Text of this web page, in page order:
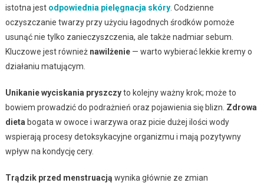
istotna jest odpowiednia pielęgnacja skóry. Codzienne
oczyszczanie twarzy przy użyciu łagodnych środków pomoże
usunąć nie tylko zanieczyszczenia, ale także nadmiar sebum.
Kluczowe jest również nawilżenie— warto wybierać lekkie kremy o
działaniu matującym.
Unikanie wyciskania pryszczyto kolejny ważny krok; może to
bowiem prowadzić do podrażnień oraz pojawienia się blizn. Zdrowa
dieta bogata w owoce i warzywa oraz picie dużej ilości wody
wspierają procesy detoksykacyjne organizmu i mają pozytywny
wpływ na kondycję cery.
Trądzik przed menstruacją wynika głównie ze zmian